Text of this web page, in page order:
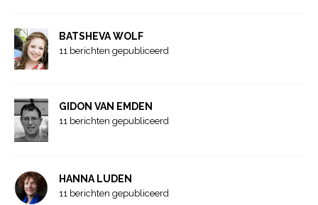
BATSHEVA WOLF
11 berichten gepubliceerd
GIDON VAN EMDEN
11 berichten gepubliceerd
HANNA LUDEN
11 berichten gepubliceerd